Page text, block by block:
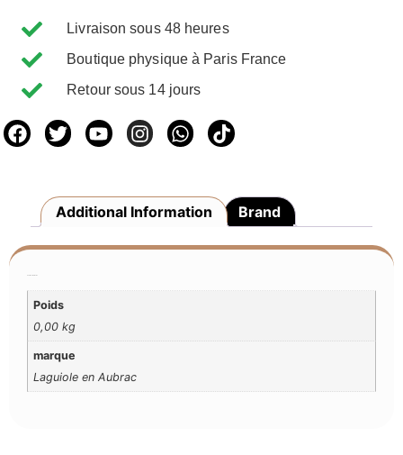
Livraison sous 48 heures
Boutique physique à Paris France
Retour sous 14 jours
Additional Information Brand
Poids
0,00 kg
marque
Laguiole en Aubrac